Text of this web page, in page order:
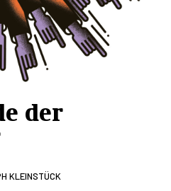
der
KLEINSTÜCK